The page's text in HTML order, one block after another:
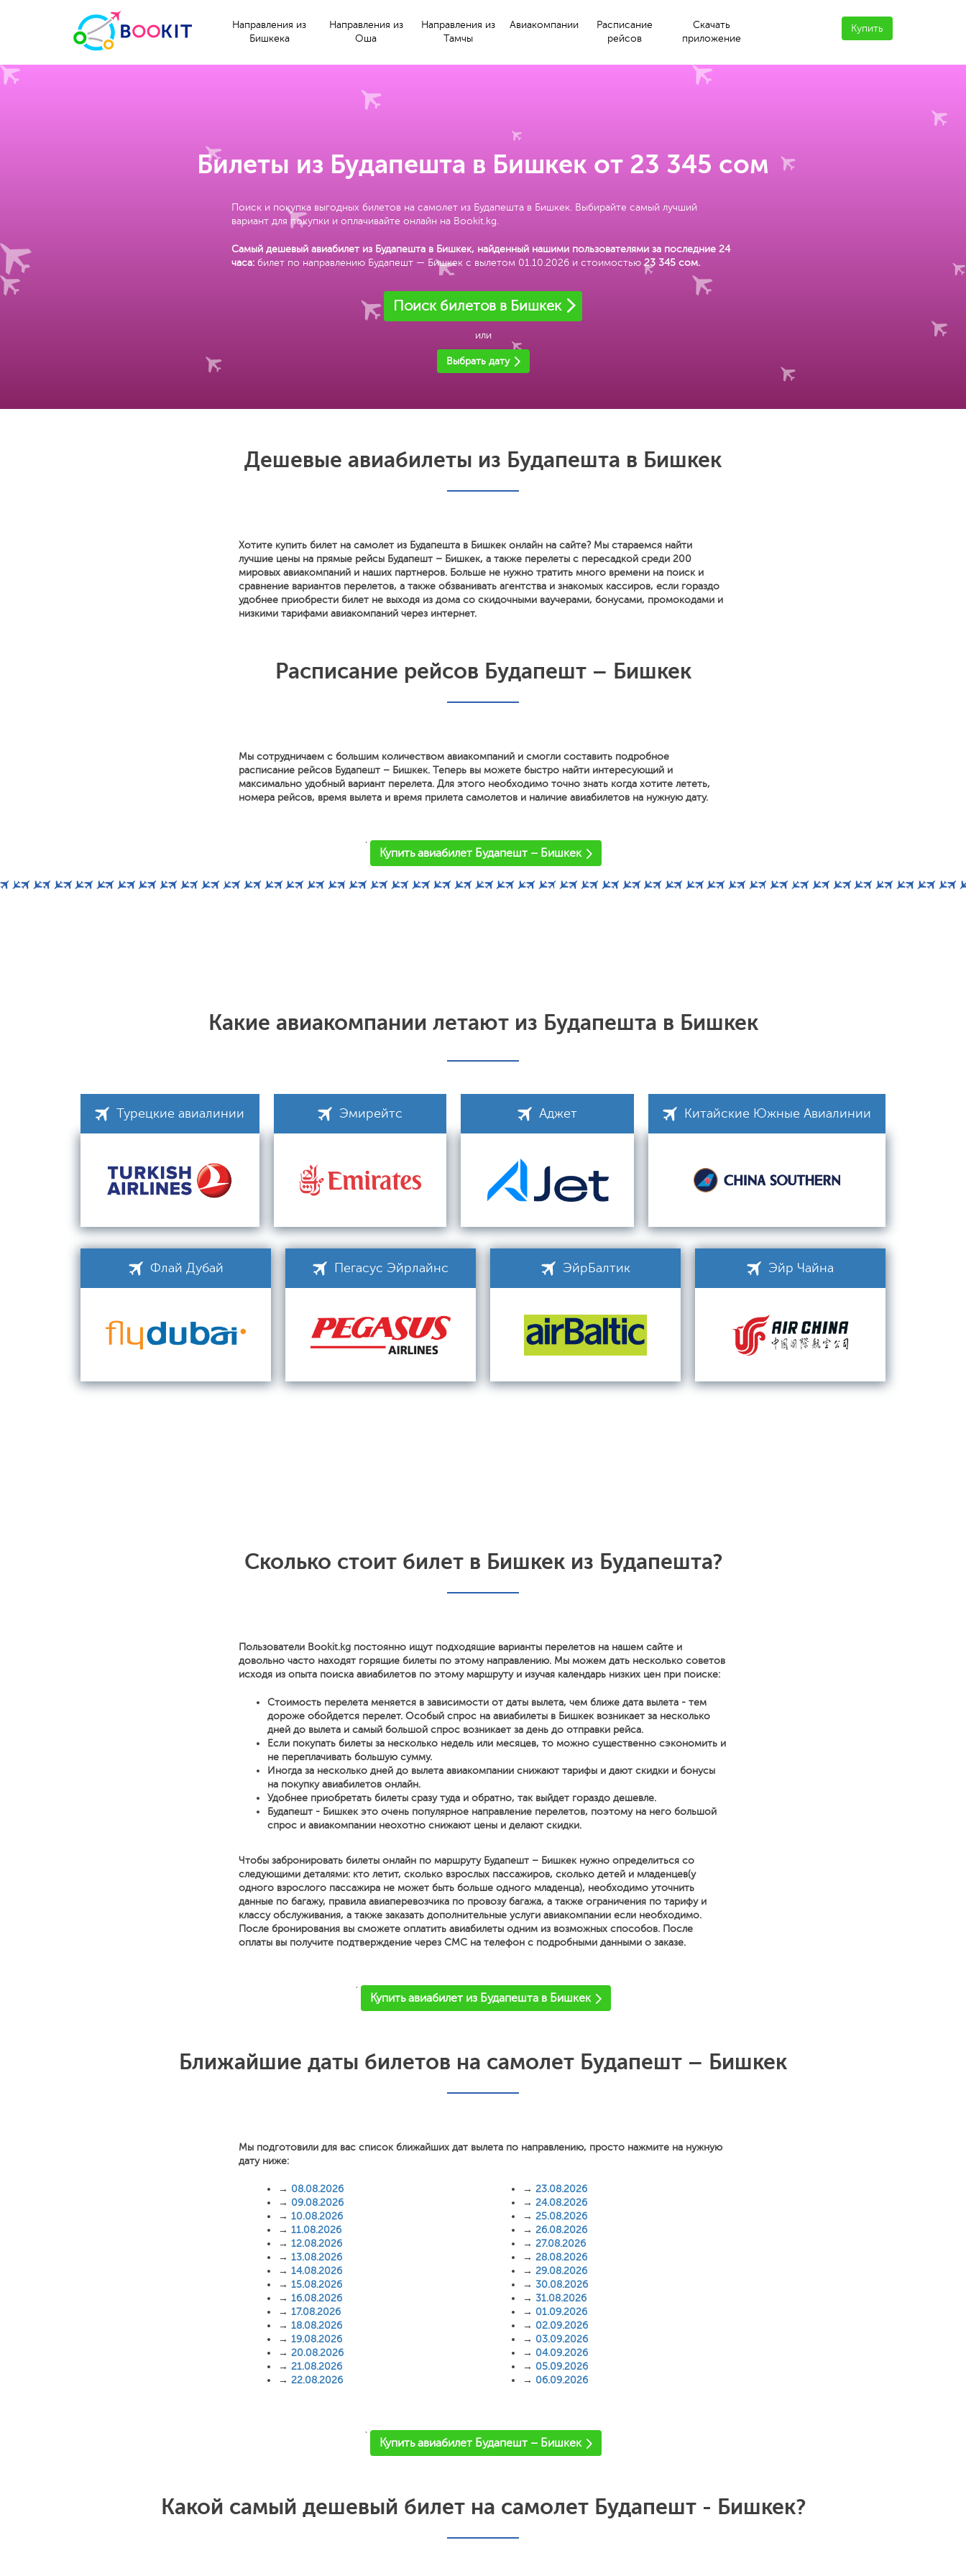
Направления из
Бишкека
Направления из
Оша
Направления из
Тамчы
Авиакомпании
Расписание
рейсов
Скачать
приложение
Купить
Билеты из Будапешта в Бишкек от 23 345 сом
Поиск и покупка выгодных билетов на самолет из Будапешта в Бишкек. Выбирайте самый лучший
вариант для покупки и оплачивайте онлайн на Bookit.kg.
Самый дешевый авиабилет из Будапешта в Бишкек, найденный нашими пользователями за последние 24
часа: билет по направлению Будапешт — Бишкек с вылетом 01.10.2026 и стоимостью23 345 сом.
Поиск билетов в Бишкек
или
Выбрать дату
Дешевые авиабилеты из Будапешта в Бишкек
Хотите купить билет на самолет из Будапешта в Бишкек онлайн на сайте? Мы стараемся найти
лучшие цены на прямые рейсы Будапешт – Бишкек, а также перелеты с пересадкой среди 200
мировых авиакомпаний и наших партнеров. Больше не нужно тратить много времени на поиск и
сравнение вариантов перелетов, а также обзванивать агентства и знакомых кассиров, если гораздо
удобнее приобрести билет не выходя из дома со скидочными ваучерами, бонусами, промокодами и
низкими тарифами авиакомпаний через интернет.
Расписание рейсов Будапешт – Бишкек
Мы сотрудничаем с большим количеством авиакомпаний и смогли составить подробное
расписание рейсов Будапешт – Бишкек. Теперь вы можете быстро найти интересующий и
максимально удобный вариант перелета. Для этого необходимо точно знать когда хотите лететь,
номера рейсов, время вылета и время прилета самолетов и наличие авиабилетов на нужную дату.
'
Купить авиабилет Будапешт – Бишкек
Какие авиакомпании летают из Будапешта в Бишкек
Турецкие авиалинии Эмирейтс Аджет Китайские Южные Авиалинии
Флай Дубай Пегасус Эйрлайнс ЭйрБалтик Эйр Чайна
Сколько стоит билет в Бишкек из Будапешта?
Пользователи Bookit.kg постоянно ищут подходящие варианты перелетов на нашем сайте и
довольно часто находят горящие билеты по этому направлению. Мы можем дать несколько советов
исходя из опыта поиска авиабилетов по этому маршруту и изучая календарь низких цен при поиске:
Стоимость перелета меняется в зависимости от даты вылета, чем ближе дата вылета - тем
дороже обойдется перелет. Особый спрос на авиабилеты в Бишкек возникает за несколько
дней до вылета и самый большой спрос возникает за день до отправки рейса.
Если покупать билеты за несколько недель или месяцев, то можно существенно сэкономить и
не переплачивать большую сумму.
Иногда за несколько дней до вылета авиакомпании снижают тарифы и дают скидки и бонусы
на покупку авиабилетов онлайн.
Удобнее приобретать билеты сразу туда и обратно, так выйдет гораздо дешевле.
Будапешт - Бишкек это очень популярное направление перелетов, поэтому на него большой
спрос и авиакомпании неохотно снижают цены и делают скидки.
Чтобы забронировать билеты онлайн по маршруту Будапешт – Бишкек нужно определиться со
следующими деталями: кто летит, сколько взрослых пассажиров, сколько детей и младенцев(у
одного взрослого пассажира не может быть больше одного младенца), необходимо уточнить
данные по багажу, правила авиаперевозчика по провозу багажа, а также ограничения по тарифу и
классу обслуживания, а также заказать дополнительные услуги авиакомпании если необходимо.
После бронирования вы сможете оплатить авиабилеты одним из возможных способов. После
оплаты вы получите подтверждение через СМС на телефон с подробными данными о заказе.
'
Купить авиабилет из Будапешта в Бишкек
Ближайшие даты билетов на самолет Будапешт – Бишкек
Мы подготовили для вас список ближайших дат вылета по направлению, просто нажмите на нужную
дату ниже:
→ 08.08.2026
→ 09.08.2026
→ 10.08.2026
→ 11.08.2026
→ 12.08.2026
→ 13.08.2026
→ 14.08.2026
→ 15.08.2026
→ 16.08.2026
→ 17.08.2026
→ 18.08.2026
→ 19.08.2026
→ 20.08.2026
→ 21.08.2026
→ 22.08.2026
→ 23.08.2026
→ 24.08.2026
→ 25.08.2026
→ 26.08.2026
→ 27.08.2026
→ 28.08.2026
→ 29.08.2026
→ 30.08.2026
→ 31.08.2026
→ 01.09.2026
→ 02.09.2026
→ 03.09.2026
→ 04.09.2026
→ 05.09.2026
→ 06.09.2026
'
Купить авиабилет Будапешт – Бишкек
Какой самый дешевый билет на самолет Будапешт - Бишкек?